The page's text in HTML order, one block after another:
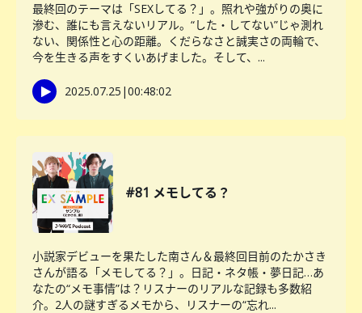
最終回のテーマは「SEXしてる？」。照れや強がりの奥に
滲む、誰にも言えないリアル。“した・してない”じゃ測れ
ない、関係性と心の距離。くだらなさと誠実さの両輪で、
今を生きる声をすくいあげました。そして、...
2025.07.25 |00:48:02
#81 メモしてる？
小説家デビューを果たした南さん＆最終回目前のたかさき
さんが語る「メモしてる？」。日記・ネタ帳・夢日記…あ
なたの“メモ事情”は？リスナーのリアルな記録も多数紹
介。2人の謎すぎるメモから、リスナーの“忘れ...